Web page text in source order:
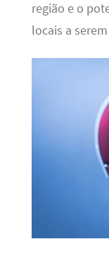
região e o
locais a